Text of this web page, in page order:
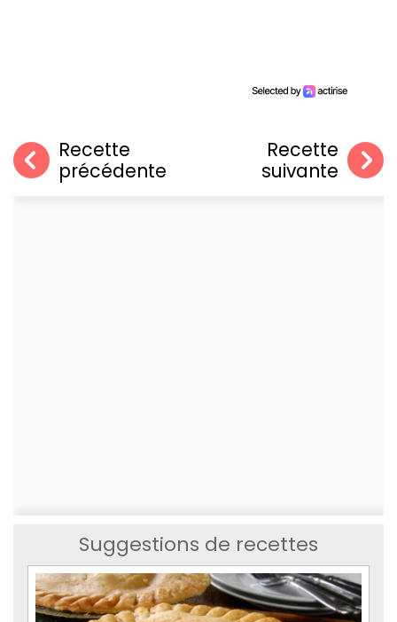
Recette
précédente
Recette
suivante
Suggestions de recettes